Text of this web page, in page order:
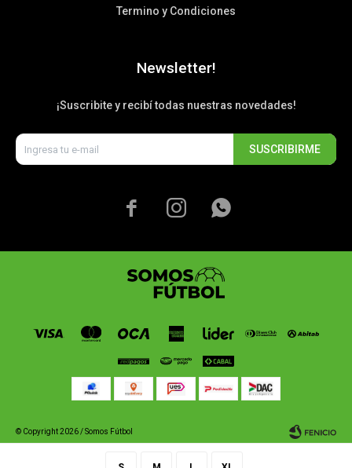
Termino y Condiciones
Newsletter!
¡Suscribite y recibí todas nuestras novedades!
SUSCRIBIRME
  
© Copyright 2026 / Somos Fútbol